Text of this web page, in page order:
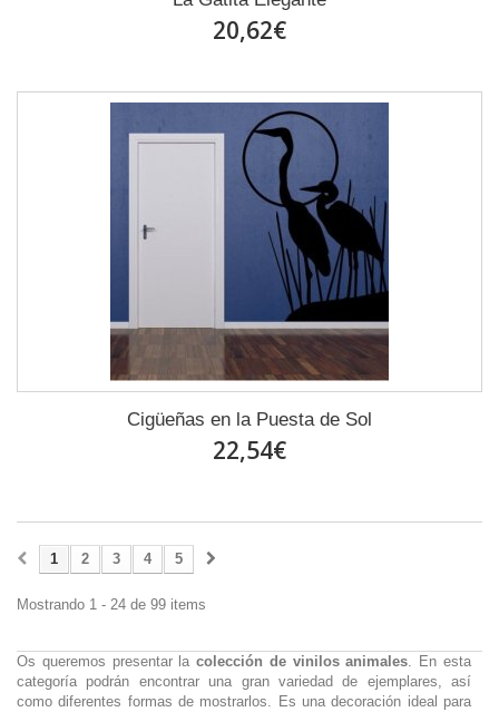
20,62€
Cigüeñas en la Puesta de Sol
22,54€
1 2 3 4 5
Mostrando 1 - 24 de 99 items
Os queremos presentar lacolección de vinilos animales. En esta
categoría podrán encontrar una gran variedad de ejemplares, así
como diferentes formas de mostrarlos. Es una decoración ideal para